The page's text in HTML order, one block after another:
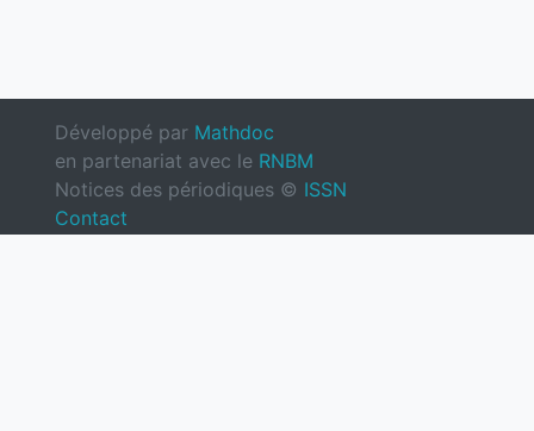
Développé par Mathdoc
en partenariat avec le RNBM
Notices des périodiques © ISSN
Contact